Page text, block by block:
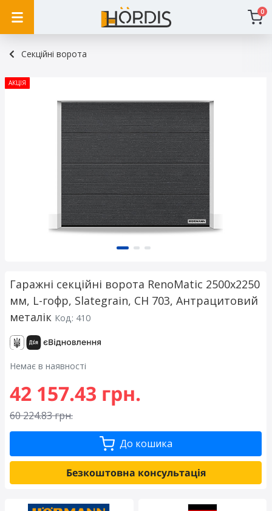
0
Секційні ворота
АКЦІЯ
Гаражні секційні ворота RenoMatic 2500x2250
мм, L-гофр, Slategrain, CH 703, Антрацитовий
металік Код: 410
Немає в наявності
42 157.43 грн.
60 224.83 грн.
До кошика
Безкоштовна консультація